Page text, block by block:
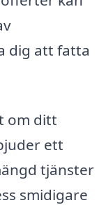
dig att fatta
om ditt
ett
tjänster
smidigare